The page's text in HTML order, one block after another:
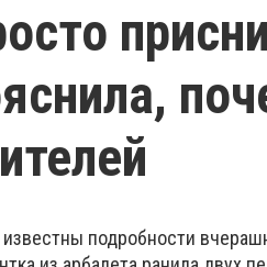
известны подробности